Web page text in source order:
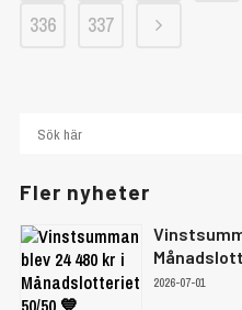
336
337
Fler nyheter
2026-07-01